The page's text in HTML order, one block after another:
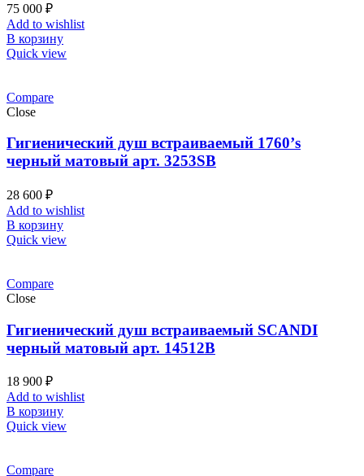
75 000 ₽
Add to wishlist
В корзину
Quick view
Compare
Close
Гигиенический душ встраиваемый 1760’s
черный матовый арт. 3253SB
28 600 ₽
Add to wishlist
В корзину
Quick view
Compare
Close
Гигиенический душ встраиваемый SCANDI
черный матовый арт. 14512B
18 900 ₽
Add to wishlist
В корзину
Quick view
Compare